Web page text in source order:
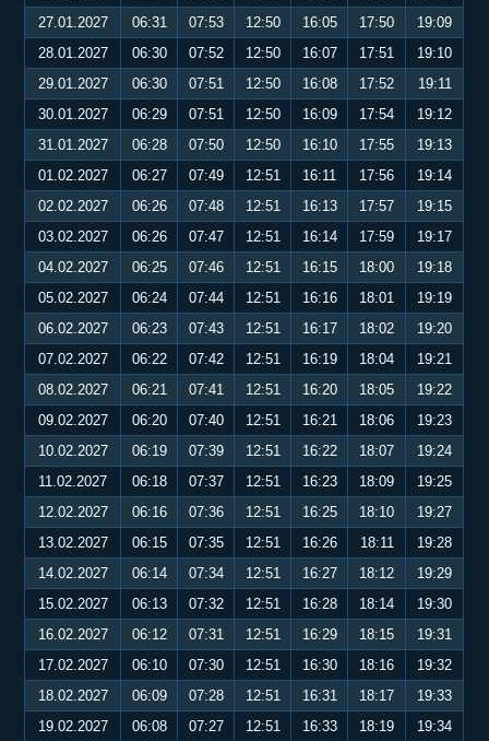
27.01.2027
06:31 07:53 12:50 16:05 17:50
19:09
28.01.2027
06:30 07:52 12:50 16:07 17:51
19:10
29.01.2027
06:30 07:51 12:50 16:08 17:52
19:11
30.01.2027
06:29 07:51 12:50 16:09 17:54
19:12
31.01.2027
06:28 07:50 12:50 16:10 17:55
19:13
01.02.2027
06:27 07:49 12:51 16:11 17:56
19:14
02.02.2027
06:26 07:48 12:51 16:13 17:57
19:15
03.02.2027
06:26 07:47 12:51 16:14 17:59
19:17
04.02.2027
06:25 07:46 12:51 16:15 18:00
19:18
05.02.2027
06:24 07:44 12:51 16:16 18:01
19:19
06.02.2027
06:23 07:43 12:51 16:17 18:02
19:20
07.02.2027
06:22 07:42 12:51 16:19 18:04
19:21
08.02.2027
06:21 07:41 12:51 16:20 18:05
19:22
09.02.2027
06:20 07:40 12:51 16:21 18:06
19:23
10.02.2027
06:19 07:39 12:51 16:22 18:07
19:24
11.02.2027
06:18 07:37 12:51 16:23 18:09
19:25
12.02.2027
06:16 07:36 12:51 16:25 18:10
19:27
13.02.2027
06:15 07:35 12:51 16:26 18:11
19:28
14.02.2027
06:14 07:34 12:51 16:27 18:12
19:29
15.02.2027
06:13 07:32 12:51 16:28 18:14
19:30
16.02.2027
06:12 07:31 12:51 16:29 18:15
19:31
17.02.2027
06:10 07:30 12:51 16:30 18:16
19:32
18.02.2027
06:09 07:28 12:51 16:31 18:17
19:33
19.02.2027
06:08 07:27 12:51 16:33 18:19
19:34